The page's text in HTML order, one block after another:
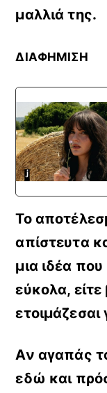
μαλλιά της.
ΔΙΑΦΗΜΙΣΗ
Το
απίστευτα
μια ιδέα
εύκολα,
ετοιμάζεσαι
Αν αγαπάς
εδώ και